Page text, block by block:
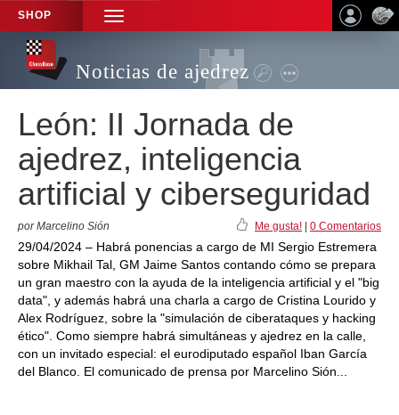
SHOP
TOGGLE
NAVIGATION
Noticias de ajedrez
León: II Jornada de
ajedrez, inteligencia
artificial y ciberseguridad
por Marcelino Sión Me gusta! 0 Comentarios
29/04/2024 – Habrá ponencias a cargo de MI Sergio Estremera
sobre Mikhail Tal, GM Jaime Santos contando cómo se prepara
un gran maestro con la ayuda de la inteligencia artificial y el "big
data", y además habrá una charla a cargo de Cristina Lourido y
Alex Rodríguez, sobre la "simulación de ciberataques y hacking
ético". Como siempre habrá simultáneas y ajedrez en la calle,
con un invitado especial: el eurodiputado español Iban García
del Blanco. El comunicado de prensa por Marcelino Sión...